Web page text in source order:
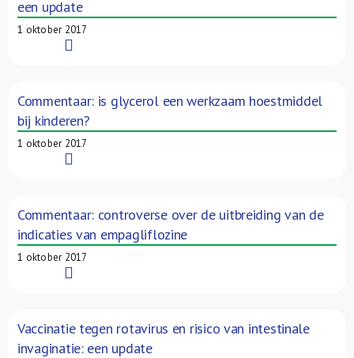
een update
1 oktober 2017
Commentaar: is glycerol een werkzaam hoestmiddel
bij kinderen?
1 oktober 2017
Commentaar: controverse over de uitbreiding van de
indicaties van empagliflozine
1 oktober 2017
Vaccinatie tegen rotavirus en risico van intestinale
invaginatie: een update